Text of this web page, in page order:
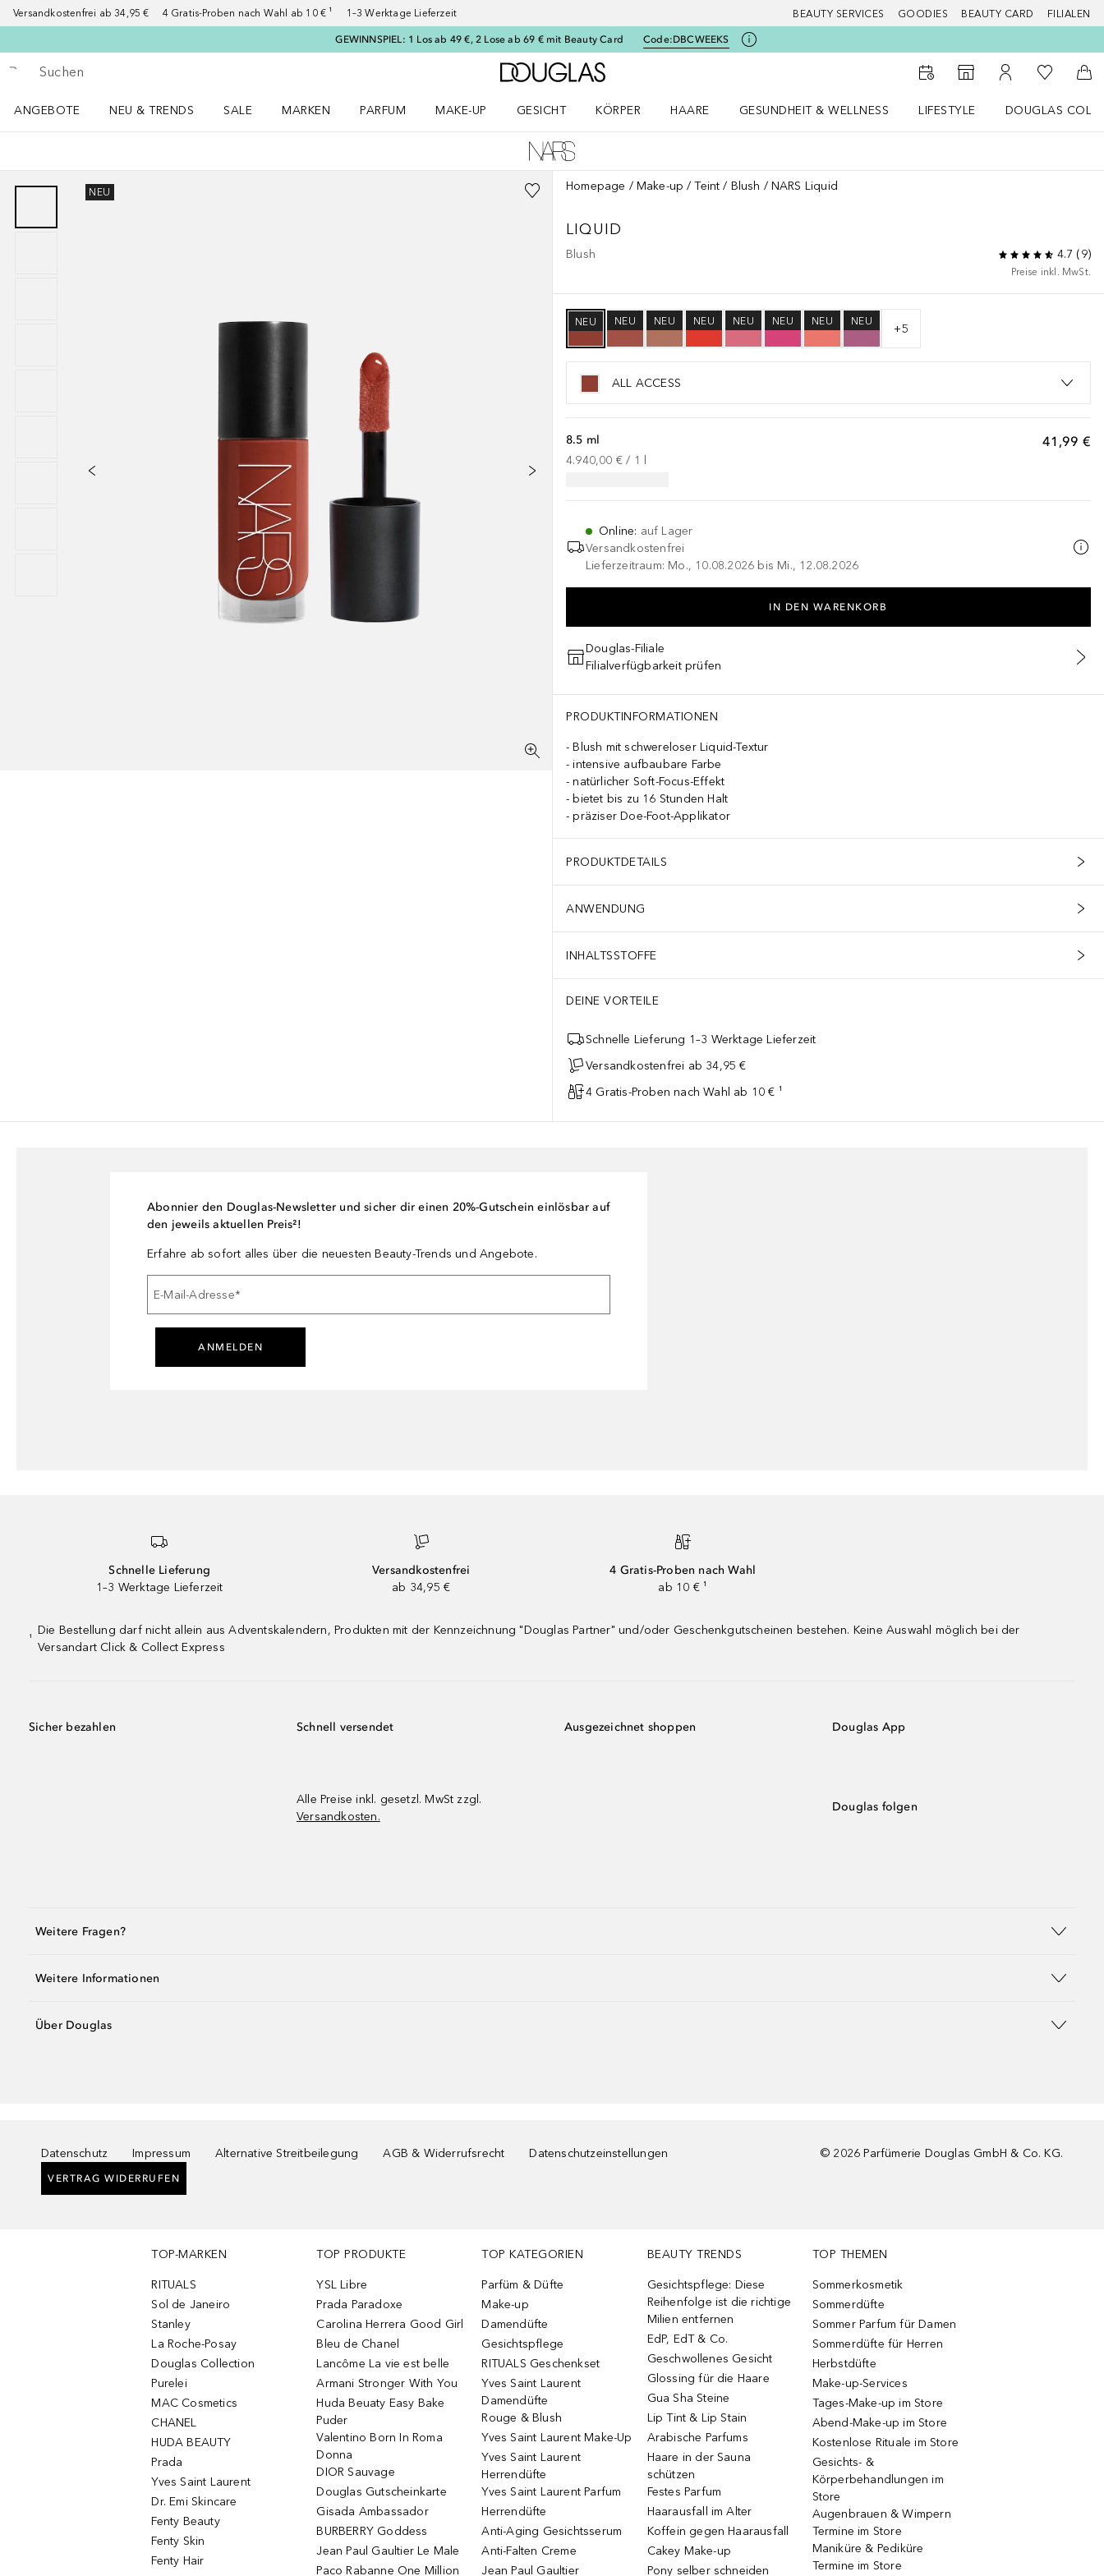
Versandkostenfrei ab 34,95 € 4 Gratis-Proben nach Wahl ab 10 € ¹ 1–3 Werktage Lieferzeit BEAUTY SERVICES GOODIES BEAUTY CARD FILIALEN
GEWINNSPIEL: 1 Los ab 49 €, 2 Lose ab 69 € mit Beauty Card Code:DBCWEEKS
Gehe zurück
Suche ausführen
Zur Douglas Startseite
Zum Storefinder
Zu Meinem
Zu Meiner
ANGEBOTE
NEU & TRENDS
SALE
MARKEN
PARFUM
MAKE-UP
GESICHT
KÖRPER
HAARE
GESUNDHEIT & WELLNESS
LIFESTYLE
DOUGLAS
NEU Homepage Make-up Teint Blush NARS Liquid
LIQUID
Blush 4.7 (9)
Preise inkl. MwSt.
NEU NEU NEU NEU NEU NEU NEU NEU
+5
ALL ACCESS
41,99 €
8.5 ml
4.940,00 € / 1
Online: auf Lager
Versandkostenfrei
Lieferzeitraum: Mo., 10.08.2026 bis Mi., 12.08.2026
IN DEN WARENKORB
Douglas-Filiale
Filialverfügbarkeit prüfen
PRODUKTINFORMATIONEN
Blush mit schwereloser Liquid-Textur
intensive aufbaubare Farbe
natürlicher Soft-Focus-Effekt
bietet bis zu 16 Stunden Halt
präziser Doe-Foot-Applikator
PRODUKTDETAILS
ANWENDUNG
INHALTSSTOFFE
DEINE VORTEILE
Schnelle Lieferung 1–3 Werktage Lieferzeit
Versandkostenfrei ab 34,95 €
4 Gratis-Proben nach Wahl ab 10 € ¹
Abonnier den Douglas-Newsletter und sicher dir einen 20%-Gutschein einlösbar auf
den jeweils aktuellen Preis²!
Erfahre ab sofort alles über die neuesten Beauty-Trends und Angebote.
E-Mail-Adresse*
ANMELDEN
Schnelle Lieferung
1–3 Werktage Lieferzeit
Versandkostenfrei
ab 34,95 €
4 Gratis-Proben nach Wahl
ab 10 € ¹
¹
Die Bestellung darf nicht allein aus Adventskalendern, Produkten mit der Kennzeichnung "Douglas Partner" und/oder Geschenkgutscheinen bestehen. Keine Auswahl möglich bei der
Versandart Click & Collect Express
Sicher bezahlen Schnell versendet
Alle Preise inkl. gesetzl. MwSt zzgl.
Versandkosten.
Ausgezeichnet shoppen Douglas App
Douglas folgen
Weitere Fragen?
Weitere Informationen
Über Douglas
Datenschutz Impressum Alternative Streitbeilegung AGB & Widerrufsrecht Datenschutzeinstellungen
VERTRAG WIDERRUFEN
© 2026 Parfümerie Douglas GmbH & Co. KG.
TOP-MARKEN
RITUALS
Sol de Janeiro
Stanley
La Roche-Posay
Douglas Collection
Purelei
MAC Cosmetics
CHANEL
HUDA BEAUTY
Prada
Yves Saint Laurent
Dr. Emi Skincare
Fenty Beauty
Fenty Skin
Fenty Hair
TOP PRODUKTE
YSL Libre
Prada Paradoxe
Carolina Herrera Good Girl
Bleu de Chanel
Lancôme La vie est belle
Armani Stronger With You
Huda Beuaty Easy Bake
Puder
Valentino Born In Roma
Donna
DIOR Sauvage
Douglas Gutscheinkarte
Gisada Ambassador
BURBERRY Goddess
Jean Paul Gaultier Le Male
Paco Rabanne One Million
TOP KATEGORIEN
Parfüm & Düfte
Make-up
Damendüfte
Gesichtspflege
RITUALS Geschenkset
Yves Saint Laurent
Damendüfte
Rouge & Blush
Yves Saint Laurent Make-Up
Yves Saint Laurent
Herrendüfte
Yves Saint Laurent Parfum
Herrendüfte
Anti-Aging Gesichtsserum
Anti-Falten Creme
Jean Paul Gaultier
BEAUTY TRENDS
Gesichtspflege: Diese
Reihenfolge ist die richtige
Milien entfernen
EdP, EdT & Co.
Geschwollenes Gesicht
Glossing für die Haare
Gua Sha Steine
Lip Tint & Lip Stain
Arabische Parfums
Haare in der Sauna
schützen
Festes Parfum
Haarausfall im Alter
Koffein gegen Haarausfall
Cakey Make-up
Pony selber schneiden
TOP THEMEN
Sommerkosmetik
Sommerdüfte
Sommer Parfum für Damen
Sommerdüfte für Herren
Herbstdüfte
Make-up-Services
Tages-Make-up im Store
Abend-Make-up im Store
Kostenlose Rituale im Store
Gesichts- &
Körperbehandlungen im
Store
Augenbrauen & Wimpern
Termine im Store
Maniküre & Pediküre
Termine im Store